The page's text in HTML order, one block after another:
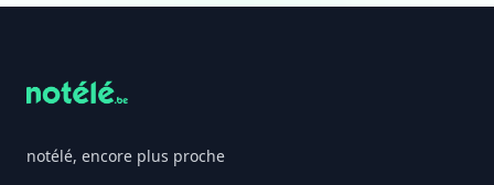
notélé, encore plus proche